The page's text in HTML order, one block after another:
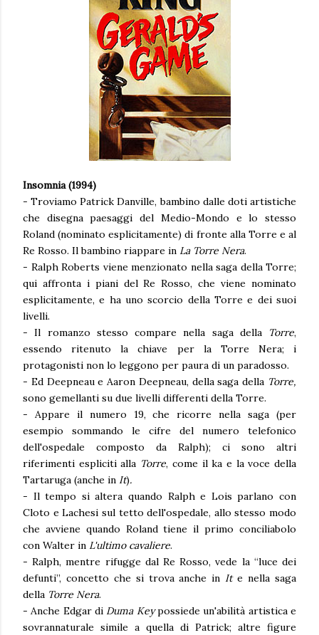
Insomnia (1994)
- Troviamo Patrick Danville, bambino dalle doti artistiche
che disegna paesaggi del Medio-Mondo e lo stesso
Roland (nominato esplicitamente) di fronte alla Torre e al
Re Rosso. Il bambino riappare in La Torre Nera.
- Ralph Roberts viene menzionato nella saga della Torre;
qui affronta i piani del Re Rosso, che viene nominato
esplicitamente, e ha uno scorcio della Torre e dei suoi
livelli.
- Il romanzo stesso compare nella saga della
Torre,
essendo ritenuto la chiave per la Torre Nera; i
protagonisti non lo leggono per paura di un paradosso.
- Ed Deepneau e Aaron Deepneau, della saga della Torre,
sono gemellanti su due livelli differenti della Torre.
- Appare il numero 19, che ricorre nella saga (per
esempio sommando le cifre del numero telefonico
dell'ospedale composto da Ralph); ci sono altri
riferimenti espliciti alla Torre, come il ka e la voce della
Tartaruga (anche in It).
- Il tempo si altera quando Ralph e Lois parlano con
Cloto e Lachesi sul tetto dell'ospedale, allo stesso modo
che avviene quando Roland tiene il primo conciliabolo
con Walter in L'ultimo cavaliere.
- Ralph, mentre rifugge dal Re Rosso, vede la “luce dei
defunti”, concetto che si trova anche in Ite nella saga
della Torre Nera.
- Anche Edgar di Duma Keypossiede un'abilità artistica e
sovrannaturale simile a quella di Patrick; altre figure